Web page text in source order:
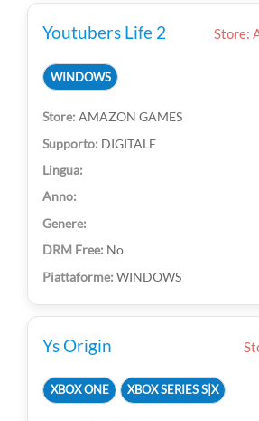
Youtubers Life 2 Store:
WINDOWS
AMAZON GAMES
DIGITALE
No
WINDOWS
Ys Origin
XBOX ONE XBOX SERIES S|X